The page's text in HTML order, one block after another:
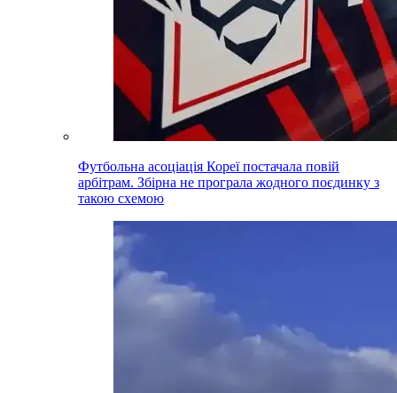
Футбольна асоціація Кореї постачала повій
арбітрам. Збірна не програла жодного поєдинку з
такою схемою